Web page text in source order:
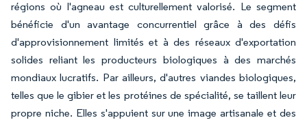
régions où l'agneau est culturellement valorisé. Le segment
bénéficie d'un avantage concurrentiel grâce à des défis
d'approvisionnement limités et à des réseaux d'exportation
solides reliant les producteurs biologiques à des marchés
mondiaux lucratifs. Par ailleurs, d'autres viandes biologiques,
telles que le gibier et les protéines de spécialité, se taillent leur
propre niche. Elles s'appuient sur une image artisanale et des